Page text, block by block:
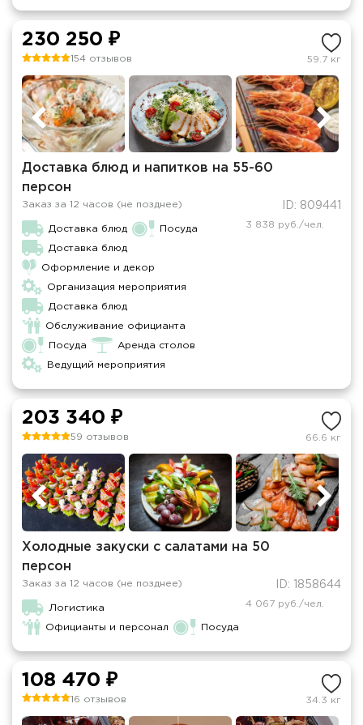
230 250 ₽
154 отзывов 59.7 кг
Доставка блюд и напитков на 55-60
персон
Заказ за 12 часов (не позднее) ID: 809441
Доставка блюд Посуда
Доставка блюд
Оформление и декор
Организация мероприятия
Доставка блюд
Обслуживание официанта
Посуда Аренда столов
Ведущий мероприятия
3 838 руб./чел.
203 340 ₽
59 отзывов 66.6 кг
Холодные закуски с салатами на 50
персон
Заказ за 12 часов (не позднее) ID: 1858644
Логистика
Официанты и персонал Посуда
4 067 руб./чел.
108 470 ₽
16 отзывов 34.3 кг